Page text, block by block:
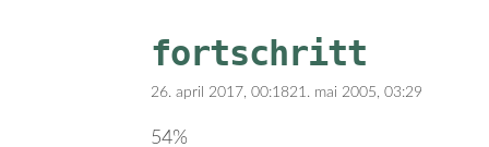
fortschritt
26. april 2017, 00:1821. mai 2005, 03:29
54%